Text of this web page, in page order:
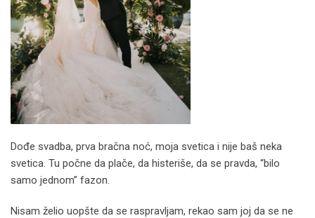
Dođe svadba, prva bračna noć, moja svetica i nije baš neka
svetica. Tu počne da plače, da histeriše, da se pravda, “bilo
samo jednom” fazon.
Nisam želio uopšte da se raspravljam, rekao sam joj da se ne